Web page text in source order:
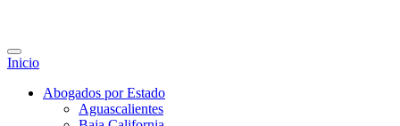
Inicio
Abogados por Estado
Aguascalientes